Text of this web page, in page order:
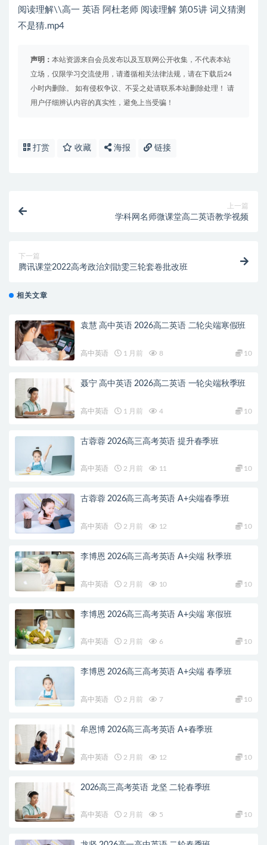
阅读理解\\高一 英语 阿杜老师 阅读理解 第05讲 词义猜测
不是猜.mp4
声明： 本站资源来自会员发布以及互联网公开收集，不代表本站
立场，仅限学习交流使用，请遵循相关法律法规，请在下载后24
小时内删除。 如有侵权争议、不妥之处请联系本站删除处理！ 请
用户仔细辨认内容的真实性，避免上当受骗！
打赏 收藏 海报 链接
上一篇
学科网名师微课堂高二英语教学视频
下一篇
腾讯课堂2022高考政治刘勖雯三轮套卷批改班
相关文章
袁慧 高中英语 2026高二英语 二轮尖端寒假班
高中英语 1 月前 8 10
聂宁 高中英语 2026高二英语 一轮尖端秋季班
高中英语 1 月前 4 10
古蓉蓉 2026高三高考英语 提升春季班
高中英语 2 月前 11 10
古蓉蓉 2026高三高考英语 A+尖端春季班
高中英语 2 月前 12 10
李博恩 2026高三高考英语 A+尖端 秋季班
高中英语 2 月前 10 10
李博恩 2026高三高考英语 A+尖端 寒假班
高中英语 2 月前 6 10
李博恩 2026高三高考英语 A+尖端 春季班
高中英语 2 月前 7 10
牟恩博 2026高三高考英语 A+春季班
高中英语 2 月前 12 10
2026高三高考英语 龙坚 二轮春季班
高中英语 2 月前 5 10